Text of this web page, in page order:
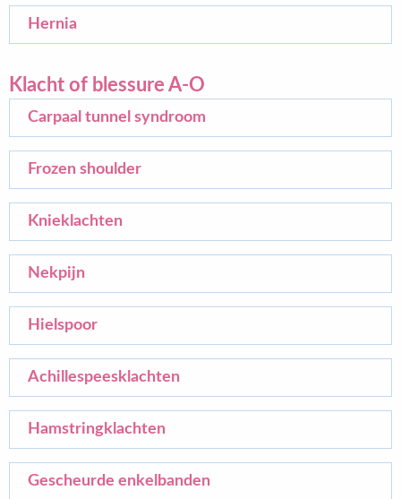
Hernia
Klacht of blessure A-O
Carpaal tunnel syndroom
Frozen shoulder
Knieklachten
Nekpijn
Hielspoor
Achillespeesklachten
Hamstringklachten
Gescheurde enkelbanden